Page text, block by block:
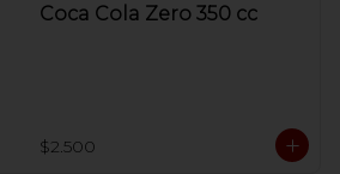
Coca Cola Zero 350 cc
$2.500